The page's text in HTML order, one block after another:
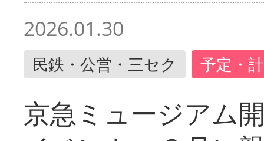
2026.01.30
民鉄・公営・三セク 予定・
京急ミュージアム